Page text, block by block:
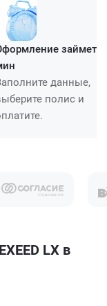
займет
данные,
полис и
LX в